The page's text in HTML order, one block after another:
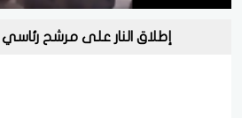
إطلاق النار على مرشح